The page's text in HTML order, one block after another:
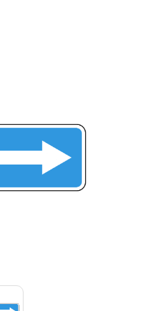
знаки
(Стойки)
солнечной